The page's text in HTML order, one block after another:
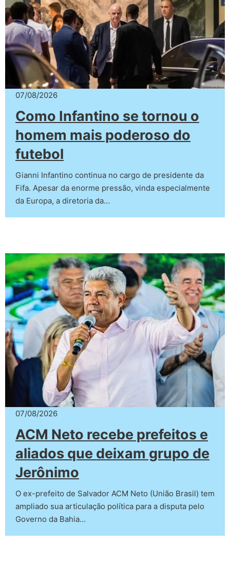
07/08/2026
Como Infantino se tornou o
homem mais poderoso do
futebol
Gianni Infantino continua no cargo de presidente da
Fifa. Apesar da enorme pressão, vinda especialmente
da Europa, a diretoria da…
07/08/2026
ACM Neto recebe prefeitos e
aliados que deixam grupo de
Jerônimo
O ex-prefeito de Salvador ACM Neto (União Brasil) tem
ampliado sua articulação política para a disputa pelo
Governo da Bahia…